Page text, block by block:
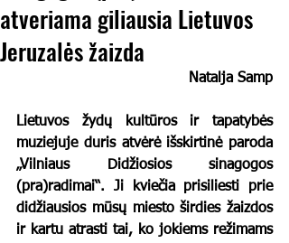
atveriama giliausia Lietuvos
Jeruzalės žaizda
Natalja Samp
Lietuvos žydų kultūros ir tapatybės
muziejuje duris atvėrė išskirtinė paroda
„Vilniaus Didžiosios sinagogos
(pra)radimai“. Ji kviečia prisiliesti prie
didžiausios mūsų miesto širdies žaizdos
ir kartu atrasti tai, ko jokiems režimams